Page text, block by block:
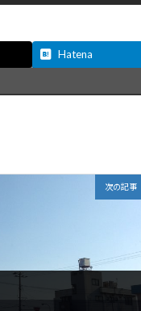
Hatena
次の記事